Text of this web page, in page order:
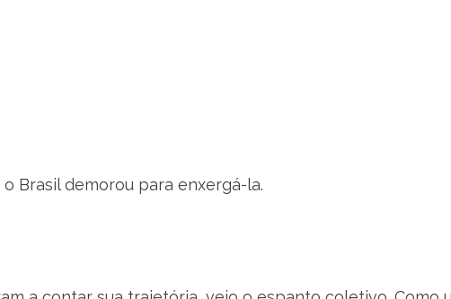
Brasil demorou para enxergá-la.